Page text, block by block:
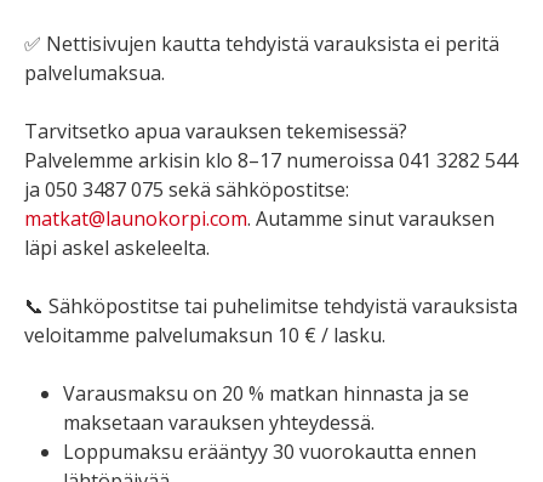
✅ Nettisivujen kautta tehdyistä varauksista ei peritä
palvelumaksua.
Tarvitsetko apua varauksen tekemisessä?
Palvelemme arkisin klo 8–17 numeroissa 041 3282 544
ja 050 3487 075 sekä sähköpostitse:
matkat@launokorpi.com. Autamme sinut varauksen
läpi askel askeleelta.
📞 Sähköpostitse tai puhelimitse tehdyistä varauksista
veloitamme palvelumaksun 10 € / lasku.
Varausmaksu on 20 % matkan hinnasta ja se
maksetaan varauksen yhteydessä.
Loppumaksu erääntyy 30 vuorokautta ennen